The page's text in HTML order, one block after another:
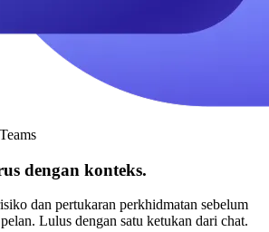
dengan konteks.
dan pertukaran perkhidmatan sebelum
Lulus dengan satu ketukan dari chat.